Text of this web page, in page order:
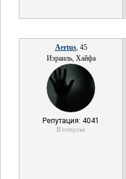
Aertus, 45
Израиль, Хайфа
Репутация: 4041
В отпуске